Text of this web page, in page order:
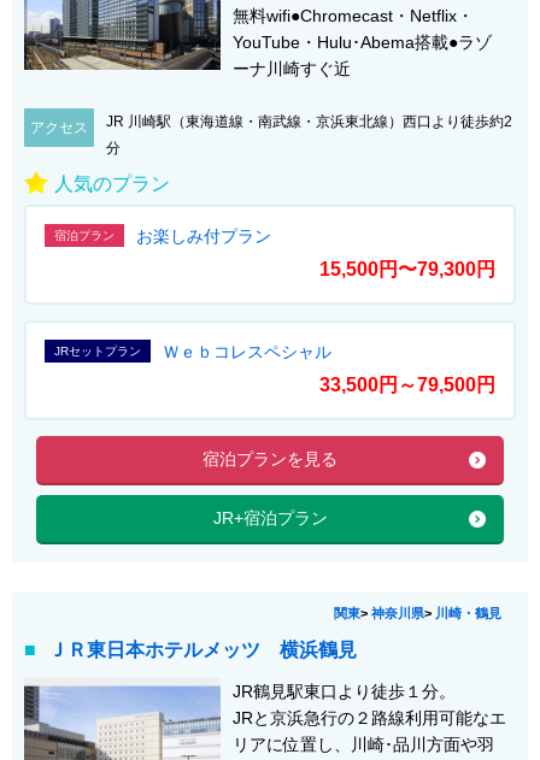
無料wifi●Chromecast・Netflix・
YouTube・Hulu･Abema搭載●ラゾ
ーナ川崎すぐ近
アクセス
JR 川崎駅（東海道線・南武線・京浜東北線）西口より徒歩約2
分
人気のプラン
宿泊プラン お楽しみ付プラン
15,500円〜79,300円
JRセットプラン Ｗｅｂコレスペシャル
33,500円～79,500円
宿泊プランを見る
JR+宿泊プラン
関東> 神奈川県> 川崎・鶴見
ＪＲ東日本ホテルメッツ 横浜鶴見
JR鶴見駅東口より徒歩１分。
JRと京浜急行の２路線利用可能なエ
リアに位置し、川崎･品川方面や羽